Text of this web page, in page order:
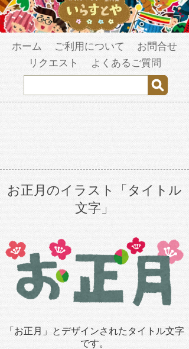
ホーム ご利用について
お問合せ
リクエスト
よくあるご質問
お正月のイラスト「タイトル
文字」
「お正月」とデザインされたタイトル文字
です。